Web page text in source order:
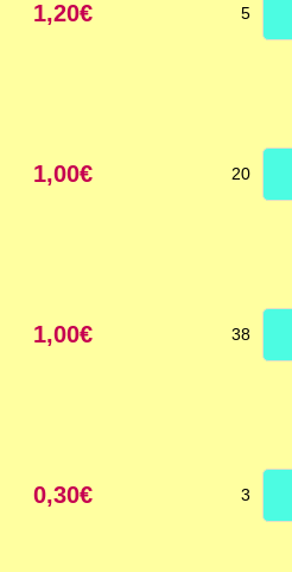
1,20€ 5
1,00€ 20
1,00€ 38
0,30€ 3